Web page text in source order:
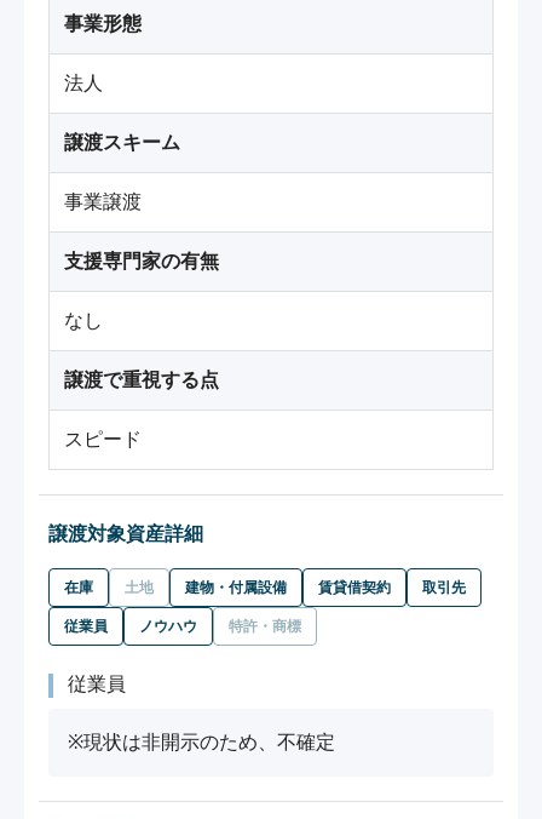
事業形態
法人
譲渡スキーム
事業譲渡
支援専門家の有無
なし
譲渡で重視する点
スピード
譲渡対象資産詳細
在庫 土地 建物・付属設備 賃貸借契約 取引先
従業員 ノウハウ 特許・商標
従業員
※現状は非開示のため、不確定